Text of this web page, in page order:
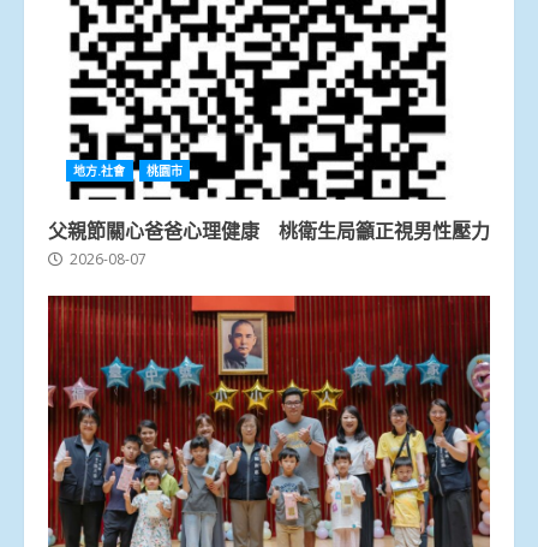
地方.社會 桃園市
父親節關心爸爸心理健康 桃衛生局籲正視男性壓力
2026-08-07